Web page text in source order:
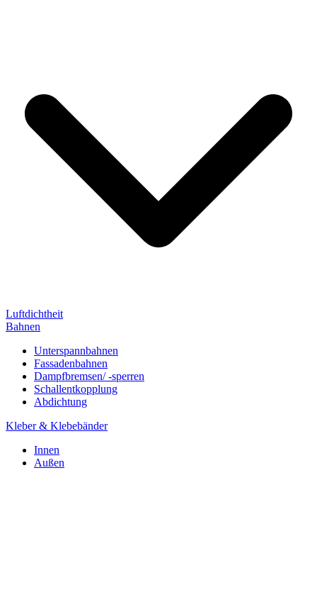
Luftdichtheit
Bahnen
Unterspannbahnen
Fassadenbahnen
Dampfbremsen/ -sperren
Schallentkopplung
Abdichtung
Kleber & Klebebänder
Innen
Außen